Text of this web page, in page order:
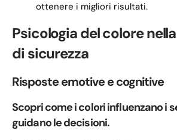
ottenere i migliori risultati.
Psicologia del colore
di sicurezza
Risposte emotive e cognitive
Scopri come i colori influenzano i
guidano le decisioni.